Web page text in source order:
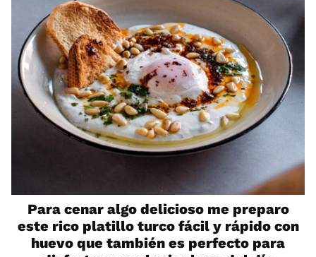
Para cenar algo delicioso me preparo
este rico platillo turco fácil y rápido con
huevo que también es perfecto para